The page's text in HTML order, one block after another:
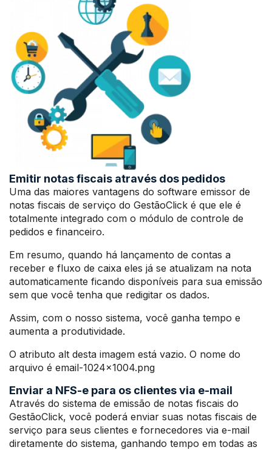
Emitir notas fiscais através dos pedidos
Uma das maiores vantagens do software emissor de
notas fiscais de serviço do GestãoClick é que ele é
totalmente integrado com o módulo de controle de
pedidos e financeiro.
Em resumo, quando há lançamento de contas a
receber e fluxo de caixa eles já se atualizam na nota
automaticamente ficando disponíveis para sua emissão
sem que você tenha que redigitar os dados.
Assim, com o nosso sistema, você ganha tempo e
aumenta a produtividade.
O atributo alt desta imagem está vazio. O nome do
arquivo é email-1024×1004.png
Enviar a NFS-e para os clientes via e-mail
Através do sistema de emissão de notas fiscais do
GestãoClick, você poderá enviar suas notas fiscais de
serviço para seus clientes e fornecedores via e-mail
diretamente do sistema, ganhando tempo em todas as